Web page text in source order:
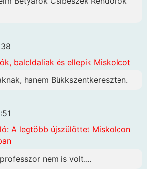
baloldaliak és ellepik Miskolcot
hanem Bükkszentkereszten.
A legtöbb újszülöttet Miskolcon
nem is volt....